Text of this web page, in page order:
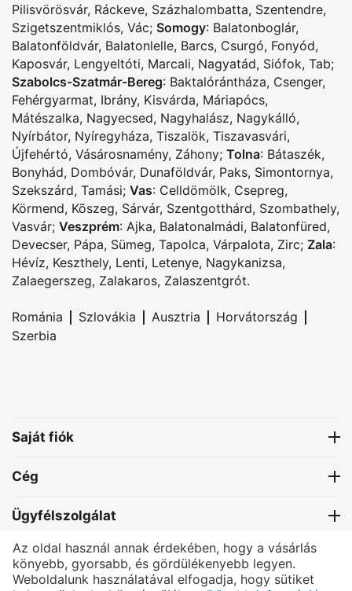
Pilisvörösvár, Ráckeve, Százhalombatta, Szentendre,
Szigetszentmiklós, Vác; Somogy: Balatonboglár,
Balatonföldvár, Balatonlelle, Barcs, Csurgó, Fonyód,
Kaposvár, Lengyeltóti, Marcali, Nagyatád, Siófok, Tab;
Szabolcs-Szatmár-Bereg: Baktalórántháza, Csenger,
Fehérgyarmat, Ibrány, Kisvárda, Máriapócs,
Mátészalka, Nagyecsed, Nagyhalász, Nagykálló,
Nyírbátor, Nyíregyháza, Tiszalök, Tiszavasvári,
Újfehértó, Vásárosnamény, Záhony; Tolna: Bátaszék,
Bonyhád, Dombóvár, Dunaföldvár, Paks, Simontornya,
Szekszárd, Tamási; Vas: Celldömölk, Csepreg,
Körmend, Kõszeg, Sárvár, Szentgotthárd, Szombathely,
Vasvár; Veszprém: Ajka, Balatonalmádi, Balatonfüred,
Devecser, Pápa, Sümeg, Tapolca, Várpalota, Zirc; Zala:
Hévíz, Keszthely, Lenti, Letenye, Nagykanizsa,
Zalaegerszeg, Zalakaros, Zalaszentgrót.
Románia | Szlovákia | Ausztria | Horvátország |
Szerbia
Saját fiók
Cég
Ügyfélszolgálat
Kapcsolat
Az oldal használ annak érdekében, hogy a vásárlás
könyebb, gyorsabb, és gördülékenyebb legyen.
Weboldalunk használatával elfogadja, hogy sütiket